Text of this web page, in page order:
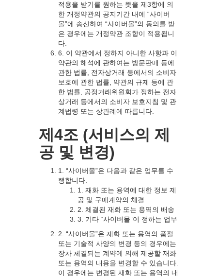
적용을 받기를 원하는 뜻을 제3항에 의
한 개정약관의 공지기간 내에 “사이버
몰”에 송신하여 “사이버몰”의 동의를 받
은 경우에는 개정약관 조항이 적용됩니
다.
6. 이 약관에서 정하지 아니한 사항과 이
약관의 해석에 관하여는 방문판매 등에
관한 법률, 전자상거래 등에서의 소비자
보호에 관한 법률, 약관의 규제 등에 관
한 법률, 공정거래위원회가 정하는 전자
상거래 등에서의 소비자 보호지침 및 관
계법령 또는 상관례에 따릅니다.
제4조 (서비스의 제
공 및 변경)
1. “사이버몰”은 다음과 같은 업무를 수
행합니다.
1. 재화 또는 용역에 대한 정보 제
공 및 구매계약의 체결
2. 체결된 재화 또는 용역의 배송
3. 기타 “사이버몰”이 정하는 업무
2. “사이버몰”은 재화 또는 용역의 품절
또는 기술적 사양의 변경 등의 경우에는
장차 체결되는 계약에 의해 제공할 재화
또는 용역의 내용을 변경할 수 있습니다.
이 경우에는 변경된 재화 또는 용역의 내